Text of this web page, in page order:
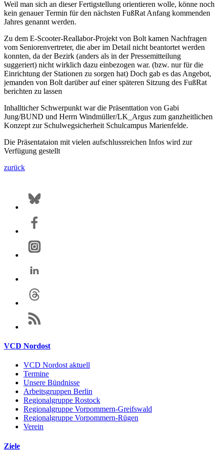
Weil man sich an dieser Fertigstellung orientieren wolle, könne noch
kein genauer Termin für den nächsten FußRat Anfang kommenden
Jahres genannt werden.
Zu dem E-Scooter-Reallabor-Projekt von Bolt kamen Nachfragen
vom Seniorenvertreter, die aber im Detail nicht beantortet werden
konnten, da der Bezirk (anders als in der Pressemitteilung
suggeriert) nicht wirklich dazu einbezogen war. (bzw. nur für die
Einrichtung der Stationen zu sorgen hat) Doch gab es das Angebot,
jemanden von Bolt darüber auf einer späteren Sitzung des FußRat
berichten zu lassen
Inhallticher Schwerpunkt war die Präsenttation von Gabi
Jung/BUND und Herrn Windmüller/LK_Argus zum ganzheitlichen
Konzept zur Schulwegsicherheit Schulcampus Marienfelde.
Die Präsentataion mit vielen aufschlussreichen Infos wird zur
Verfügung gestellt
zurück
VCD Nordost
VCD Nordost aktuell
Termine
Unsere Bündnisse
Arbeitsgruppen Berlin
Regionalgruppe Rostock
Regionalgruppe Vorpommern-Greifswald
Regionalgruppe Vorpommern-Rügen
Verein
Ziele